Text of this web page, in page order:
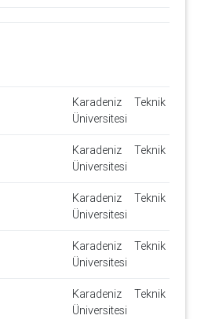
Karadeniz Teknik
Üniversitesi
Karadeniz Teknik
Üniversitesi
Karadeniz Teknik
Üniversitesi
Karadeniz Teknik
Üniversitesi
Karadeniz Teknik
Üniversitesi